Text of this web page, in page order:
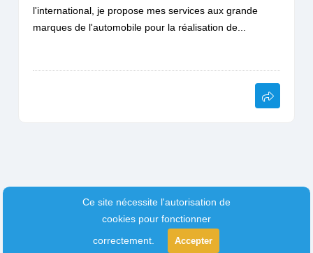
l'international, je propose mes services aux grande
marques de l'automobile pour la réalisation de...
Ce site nécessite l'autorisation de
cookies pour fonctionner
correctement.
Accepter